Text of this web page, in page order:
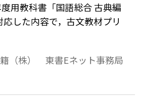
用教科書「国語総合 古典編
応した内容で，古文教材プリ
（株） 東書Eネット事務局